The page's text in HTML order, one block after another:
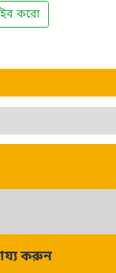
করো
করুন